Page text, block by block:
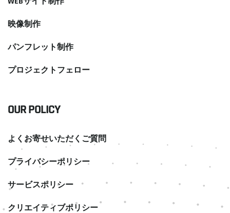
映像制作
パンフレット制作
プロジェクトフェロー
OUR POLICY
よくお寄せいただくご質問
プライバシーポリシー
サービスポリシー
クリエイティブポリシー